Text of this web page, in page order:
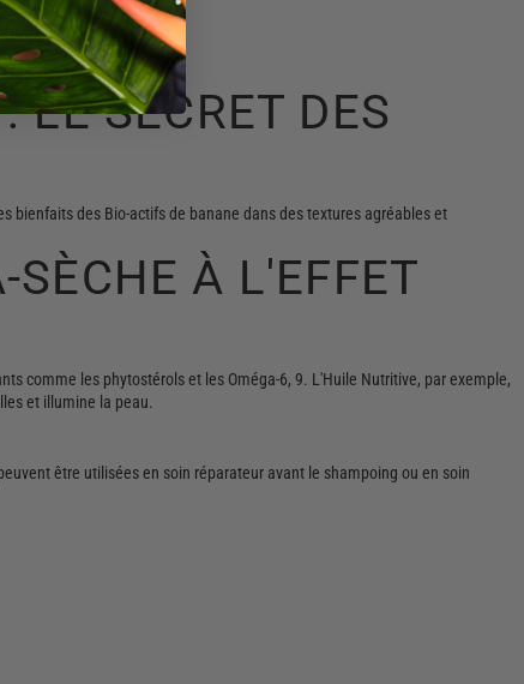
LE SECRET DES
bienfaits des Bio-actifs de banane dans des textures agréables et
À L'EFFET
comme les phytostérols et les Oméga-6, 9. L'Huile Nutritive, par exemple,
et illumine la peau.
être utilisées en soin réparateur avant le shampoing ou en soin